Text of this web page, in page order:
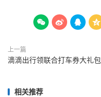
   
上一篇
滴滴出行领联合打车券大礼包
相关推荐